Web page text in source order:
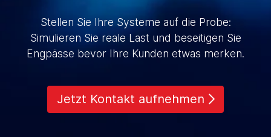
Stellen Sie Ihre Systeme auf die Probe:
Simulieren Sie reale Last und beseitigen Sie
Engpässe bevor Ihre Kunden etwas merken.
Jetzt Kontakt aufnehmen